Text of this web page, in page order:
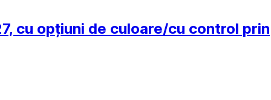
cu opțiuni de culoare/cu control prin